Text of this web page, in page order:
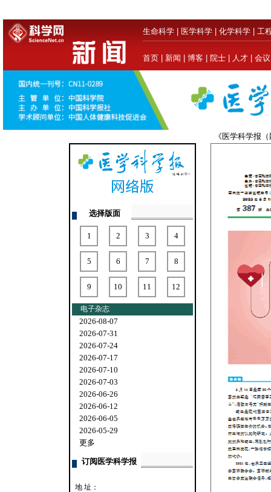
生命科学 医学科学 化学科学 工
首页 新闻 博客 院士 人才 会议
《医学科学
选择版面
1 2 3 4
5 6 7 8
9 10 11 12
电子杂志
2026-08-07
2026-07-31
2026-07-24
2026-07-17
2026-07-10
2026-07-03
2026-06-26
2026-06-12
2026-06-05
2026-05-29
更多
订阅医学科学报
地 址：